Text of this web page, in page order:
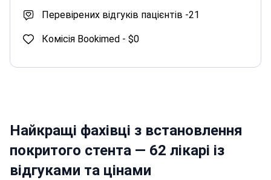
Перевірених відгуків пацієнтів -21
Комісія Bookimed - $0
Найкращі фахівці з встановлення
покритого стента — 62 лікарі із
відгуками та цінами